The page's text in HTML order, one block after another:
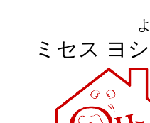
ミセス ヨ